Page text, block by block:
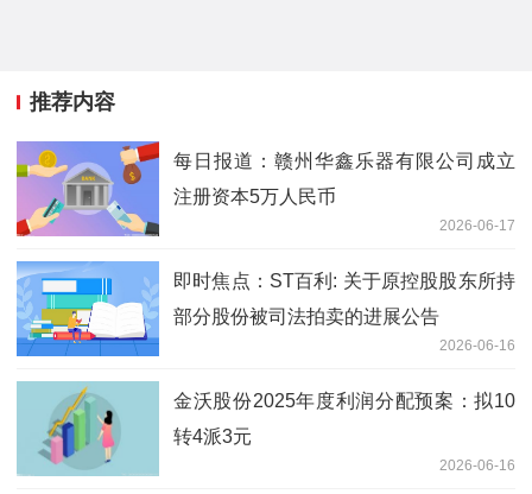
推荐内容
每日报道：赣州华鑫乐器有限公司成立
注册资本5万人民币
2026-06-17
即时焦点：ST百利: 关于原控股股东所持
部分股份被司法拍卖的进展公告
2026-06-16
金沃股份2025年度利润分配预案：拟10
转4派3元
2026-06-16